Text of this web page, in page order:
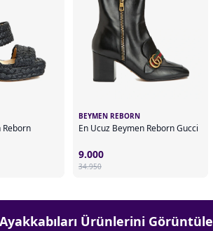
Reborn
BEYMEN REBORN
En Ucuz Beymen Reborn Gucci
9.000
34.950
Ürünlerini Görüntüle